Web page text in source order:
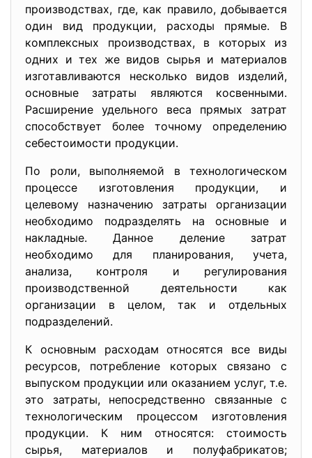
производствах, где, как правило, добывается
один вид продукции, расходы прямые. В
комплексных производствах, в которых из
одних и тех же видов сырья и материалов
изготавливаются несколько видов изделий,
основные затраты являются косвенными.
Расширение удельного веса прямых затрат
способствует более точному определению
себестоимости продукции.
По роли, выполняемой в технологическом
процессе изготовления продукции, и
целевому назначению затраты организации
необходимо подразделять на основные и
накладные. Данное деление затрат
необходимо для планирования, учета,
анализа, контроля и регулирования
производственной деятельности как
организации в целом, так и отдельных
подразделений.
К основным расходам относятся все виды
ресурсов, потребление которых связано с
выпуском продукции или оказанием услуг, т.е.
это затраты, непосредственно связанные с
технологическим процессом изготовления
продукции. К ним относятся: стоимость
сырья, материалов и полуфабрикатов;